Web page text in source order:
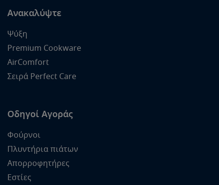
Ανακαλύψτε
Ψύξη
Premium Cookware
AirComfort
Σειρά Perfect Care
Οδηγοί Αγοράς
Φούρνοι
Πλυντήρια πιάτων
Απορροφητήρες
Εστίες